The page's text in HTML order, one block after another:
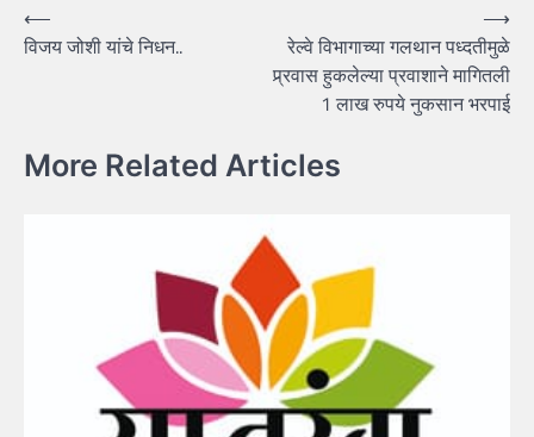
Post
navigation
⟵
विजय जोशी यांचे निधन..
रेल्वे विभागाच्या गलथान पध्दतीमुळे
प्र्रवास हुकलेल्या प्रवाशाने मागितली
1 लाख रुपये नुकसान भरपाई
⟶
More Related Articles